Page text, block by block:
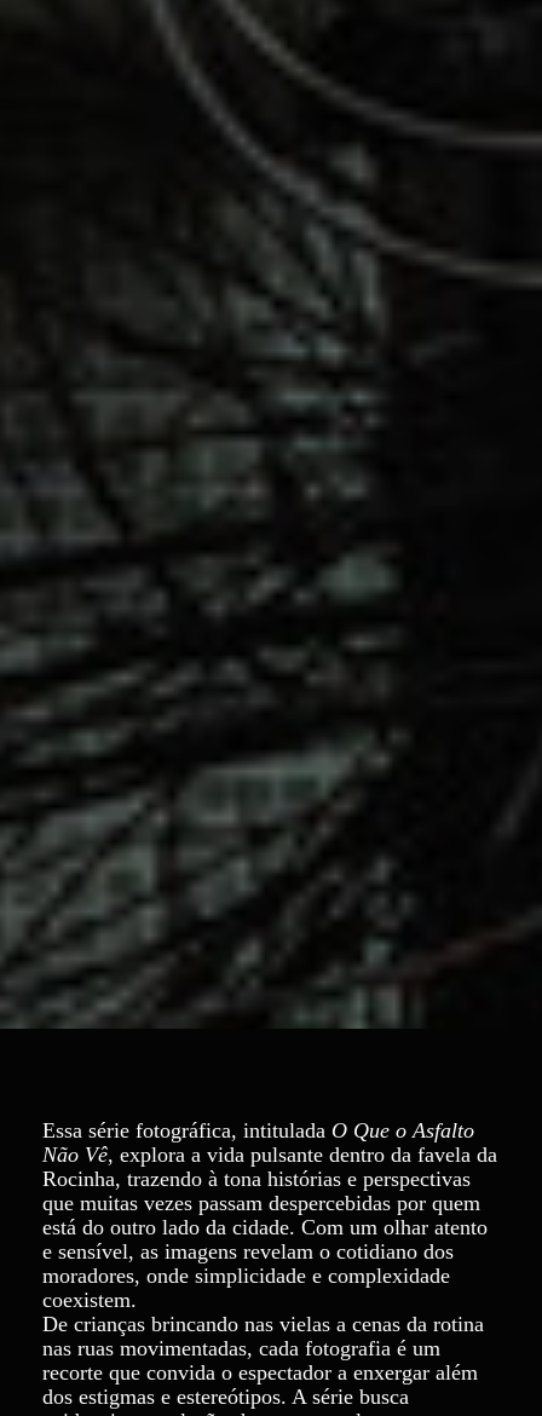
Essa série fotográfica, intitulada O Que o Asfalto
Não Vê, explora a vida pulsante dentro da favela da
Rocinha, trazendo à tona histórias e perspectivas
que muitas vezes passam despercebidas por quem
está do outro lado da cidade. Com um olhar atento
e sensível, as imagens revelam o cotidiano dos
moradores, onde simplicidade e complexidade
coexistem.
De crianças brincando nas vielas a cenas da rotina
nas ruas movimentadas, cada fotografia é um
recorte que convida o espectador a enxergar além
dos estigmas e estereótipos. A série busca